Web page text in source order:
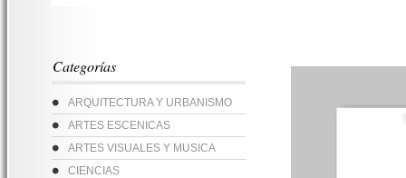
Categorías
ARQUITECTURA Y URBANISMO
ARTES ESCENICAS
ARTES VISUALES Y MUSICA
CIENCIAS